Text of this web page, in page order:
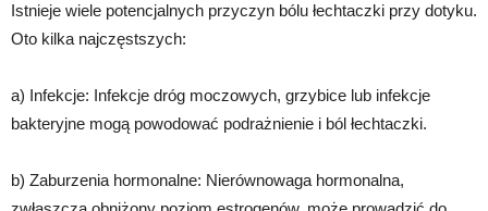
Istnieje wiele potencjalnych przyczyn bólu łechtaczki przy dotyku.
Oto kilka najczęstszych:
a) Infekcje: Infekcje dróg moczowych, grzybice lub infekcje
bakteryjne mogą powodować podrażnienie i ból łechtaczki.
b) Zaburzenia hormonalne: Nierównowaga hormonalna,